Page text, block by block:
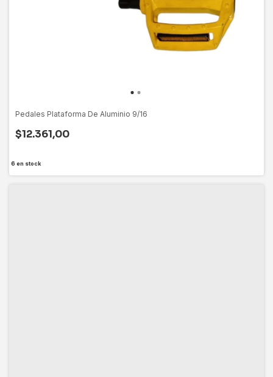
Pedales Plataforma De Aluminio 9/16
$12.361,00
6 en stock